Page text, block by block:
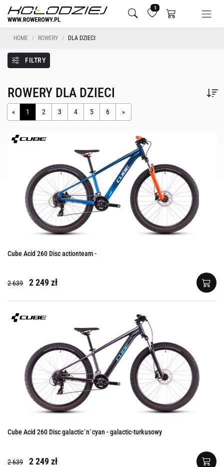
1
HOME ROWERY DLA DZIECI
FILTRY
ROWERY DLA DZIECI
« 1 2 3 4 5 6 »
Cube Acid 260 Disc actionteam -
2 639 2 249 zł
Cube Acid 260 Disc galactic´n´cyan - galactic-turkusowy
2 639 2 249 zł